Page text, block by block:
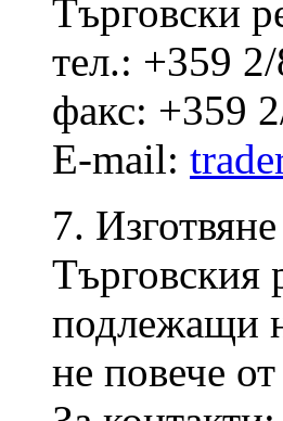
Търговски
тел.: +359
факс: +359
E-mail:
7.
Търговския
подлежащи
не повече